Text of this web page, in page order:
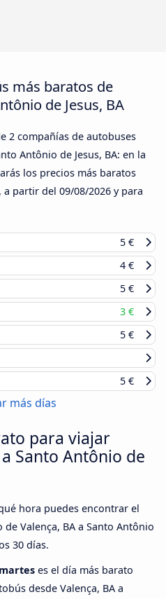
más baratos de
de Jesus, BA
2 compañías de autobuses
Antônio de Jesus, BA: en la
los precios más baratos
a partir del 09/08/2026 y para
5 €
4 €
5 €
3 €
5 €
5 €
más días
para viajar
Santo Antônio de
hora puedes encontrar el
Valença, BA a Santo Antônio
30 días.
martes es el día más barato
desde Valença, BA a